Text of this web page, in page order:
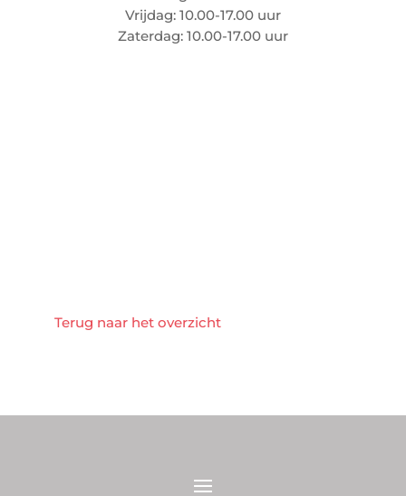
Vrijdag: 10.00-17.00 uur
Zaterdag: 10.00-17.00 uur
Terug naar het overzicht